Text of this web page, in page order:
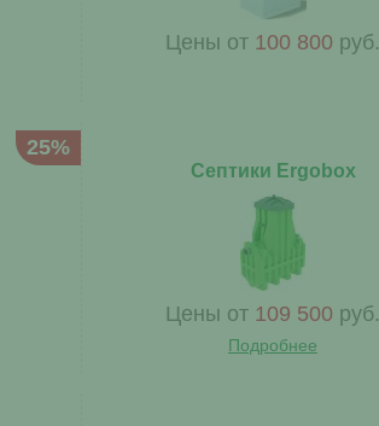
Цены от 100 800 руб.
25%
Септики Ergobox
Цены от 109 500 руб.
Подробнее